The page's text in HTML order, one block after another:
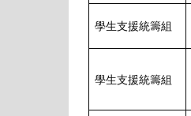
學生支援統籌組
學生支援統籌組